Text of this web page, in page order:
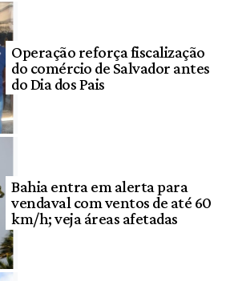
Operação reforça fiscalização
do comércio de Salvador antes
do Dia dos Pais
Bahia entra em alerta para
vendaval com ventos de até 60
km/h; veja áreas afetadas